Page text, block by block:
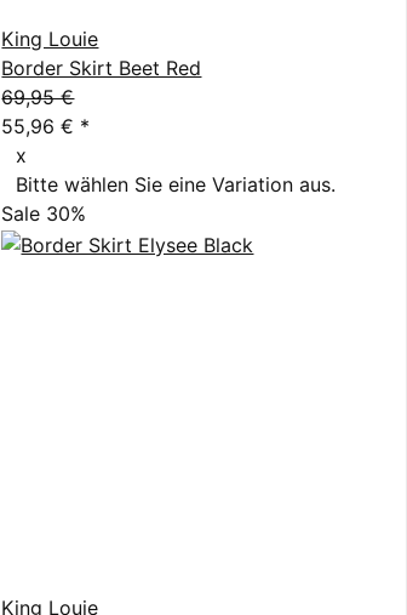
King Louie
Border Skirt Beet Red
69,95 €
55,96 € *
x
Bitte wählen Sie eine Variation aus.
Sale 30%
King Louie